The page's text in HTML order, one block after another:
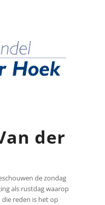
der
de zondag
als rustdag waarop
reden is het op